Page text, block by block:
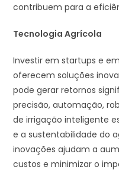
contribuem para a
Tecnologia Agrícola
Investir em startups e
oferecem soluções
pode gerar retornos
precisão, automação,
de irrigação inteligente
e a sustentabilidade do
inovações ajudam a
custos e minimizar o